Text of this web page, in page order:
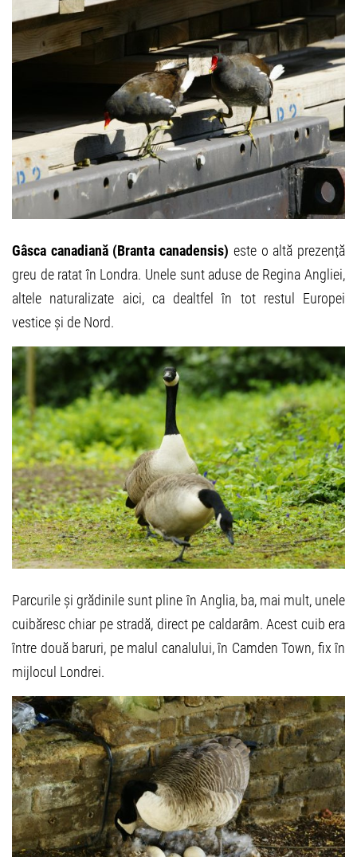
Gâsca canadiană (Branta canadensis) este o altă prezență
greu de ratat în Londra. Unele sunt aduse de Regina Angliei,
altele naturalizate aici, ca dealtfel în tot restul Europei
vestice și de Nord.
Parcurile și grădinile sunt pline în Anglia, ba, mai mult, unele
cuibăresc chiar pe stradă, direct pe caldarâm. Acest cuib era
între două baruri, pe malul canalului, în Camden Town, fix în
mijlocul Londrei.